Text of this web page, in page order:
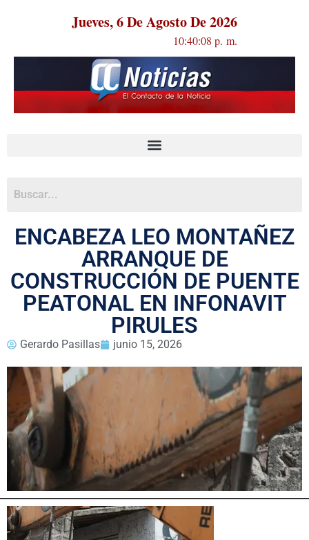
Jueves, 6 De Agosto De 2026
10:40:08 p. m.
ENCABEZA LEO MONTAÑEZ
ARRANQUE DE
CONSTRUCCIÓN DE PUENTE
PEATONAL EN INFONAVIT
PIRULES
Gerardo Pasillas junio 15, 2026